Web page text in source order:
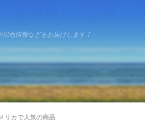
地情報などをお届けします！
リカで人気の商品